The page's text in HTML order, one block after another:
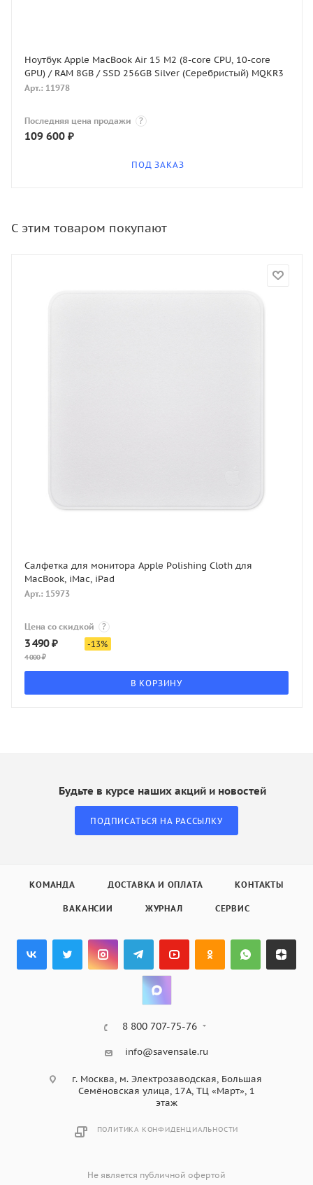
Ноутбук Apple MacBook Air 15 M2 (8-core CPU, 10-core
GPU) / RAM 8GB / SSD 256GB Silver (Серебристый) MQKR3
Арт.: 11978
Последняя цена продажи ?
109 600 ₽
ПОД ЗАКАЗ
С этим товаром покупают
Салфетка для монитора Apple Polishing Cloth для
MacBook, iMac, iPad
Арт.: 15973
Цена со скидкой ?
3 490₽
4 000₽
-13%
В КОРЗИНУ
Будьте в курсе наших акций и новостей
ПОДПИСАТЬСЯ НА РАССЫЛКУ
КОМАНДА ДОСТАВКА И ОПЛАТА КОНТАКТЫ
ВАКАНСИИ ЖУРНАЛ СЕРВИС
8 800 707-75-76
info@savensale.ru
г. Москва, м. Электрозаводская, Большая
Семёновская улица, 17А, ТЦ «Март», 1
этаж
ПОЛИТИКА КОНФИДЕНЦИАЛЬНОСТИ
Не является публичной офертой